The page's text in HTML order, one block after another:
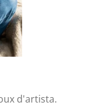
d'artista.